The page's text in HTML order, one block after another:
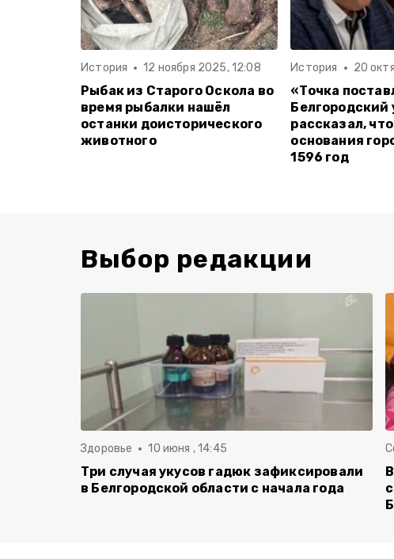
История 12 ноября 2025, 12:08
Рыбак из Старого Оскола во
время рыбалки нашёл
останки доисторического
животного
История 20
«Точка
Белгородский
рассказал,
основания
1596 год
Выбор редакции
Здоровье 10 июня , 14:45
Три случая укусов гадюк зафиксировали
в Белгородской области с начала года